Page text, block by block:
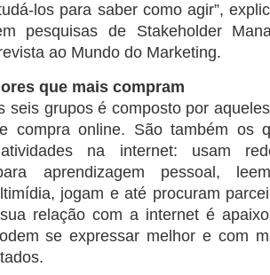
los para saber como agir”,
pesquisas de Stakeholder
ao Mundo do Marketing.
que mais compram
seis grupos é composto por
compra online. São também os
na internet: usam
aprendizagem pessoal,
jogam e até procuram
relação com a internet é
se expressar melhor e com